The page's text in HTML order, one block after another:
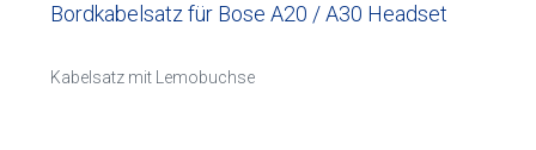
Bordkabelsatz für Bose A20 / A30 Headset
Kabelsatz mit Lemobuchse